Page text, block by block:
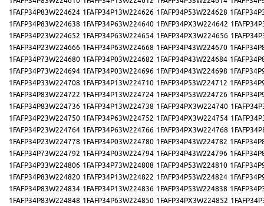
1FAFP34P83W224624 1FAFP34P13W224626 1FAFP34P53W224628
1FAFP34P83W224638 1FAFP34P63W224640 1FAFP34PX3W224642
1FAFP34P23W224652 1FAFP34P63W224654 1FAFP34PX3W224656
1FAFP34P23W224666 1FAFP34P63W224668 1FAFP34P43W224670
1FAFP34P73W224680 1FAFP34P03W224682 1FAFP34P43W224684
1FAFP34P73W224694 1FAFP34P03W224696 1FAFP34P43W224698
1FAFP34P33W224708 1FAFP34P13W224710 1FAFP34P53W224712
1FAFP34P83W224722 1FAFP34P13W224724 1FAFP34P53W224726
1FAFP34P83W224736 1FAFP34P13W224738 1FAFP34PX3W224740
1FAFP34P23W224750 1FAFP34P63W224752 1FAFP34PX3W224754
1FAFP34P23W224764 1FAFP34P63W224766 1FAFP34PX3W224768
1FAFP34P23W224778 1FAFP34P03W224780 1FAFP34P43W224782
1FAFP34P73W224792 1FAFP34P03W224794 1FAFP34P43W224796
1FAFP34P33W224806 1FAFP34P73W224808 1FAFP34P53W224810
1FAFP34P83W224820 1FAFP34P13W224822 1FAFP34P53W224824
1FAFP34P83W224834 1FAFP34P13W224836 1FAFP34P53W224838
1FAFP34P83W224848 1FAFP34P63W224850 1FAFP34PX3W224852